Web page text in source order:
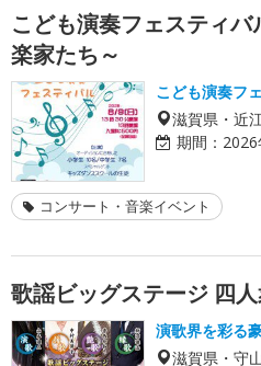
こども演奏フェスティ
楽家たち～
こども演奏フ
滋賀県・近
期間：
コンサート・音楽イベント
歌謡ビッグステージ 四
演歌界を彩る
滋賀県・守